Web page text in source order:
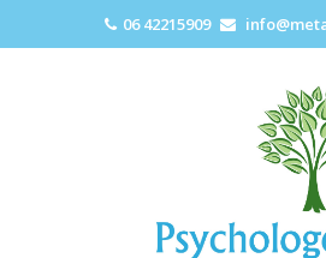
06 42215909